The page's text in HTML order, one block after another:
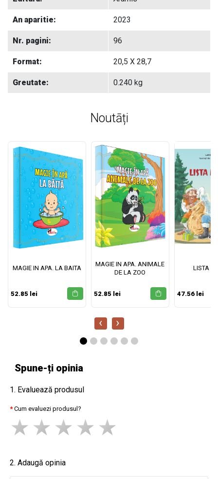
An aparitie: 2023
Nr. pagini: 96
Format: 20,5 X 28,7
Greutate: 0.240 kg
Noutāți
MAGIE IN APA. LA BAITA
52.85 lei
MAGIE IN APA. ANIMALE
DE LA ZOO
52.85 lei
LISTA
47.56 lei
‹ ›
Spune-ți opinia
1. Evaluează produsul
Cum evaluezi produsul?
2. Adaugă opinia